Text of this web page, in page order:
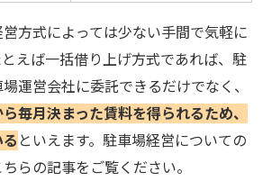
方式によっては少ない手間で気軽に
えば一括借り上げ方式であれば、駐
運営会社に委託できるだけでなく、
毎月決まった賃料を得られるため、
といえます。駐車場経営についての
らの記事をご覧ください。